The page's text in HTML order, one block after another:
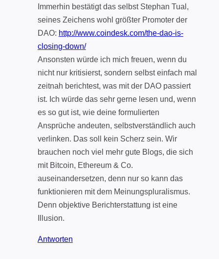
Immerhin bestätigt das selbst Stephan Tual,
seines Zeichens wohl größter Promoter der
DAO: http://www.coindesk.com/the-dao-is-
closing-down/
Ansonsten würde ich mich freuen, wenn du
nicht nur kritisierst, sondern selbst einfach mal
zeitnah berichtest, was mit der DAO passiert
ist. Ich würde das sehr gerne lesen und, wenn
es so gut ist, wie deine formulierten
Ansprüche andeuten, selbstverständlich auch
verlinken. Das soll kein Scherz sein. Wir
brauchen noch viel mehr gute Blogs, die sich
mit Bitcoin, Ethereum & Co.
auseinandersetzen, denn nur so kann das
funktionieren mit dem Meinungspluralismus.
Denn objektive Berichterstattung ist eine
Illusion.
Antworten